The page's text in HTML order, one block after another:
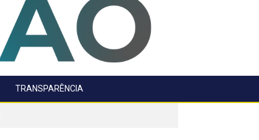
TRANSPARÊNCIA